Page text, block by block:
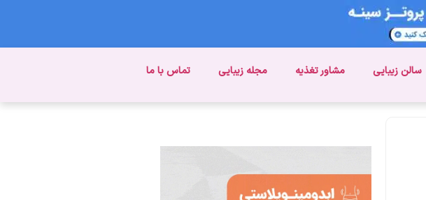
سالن زیبایی مشاور تغذیه مجله زیبایی تماس با ما